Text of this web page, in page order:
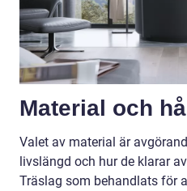
Material och
Valet av material är
livslängd och hur de klarar
Träslag som behandlats för